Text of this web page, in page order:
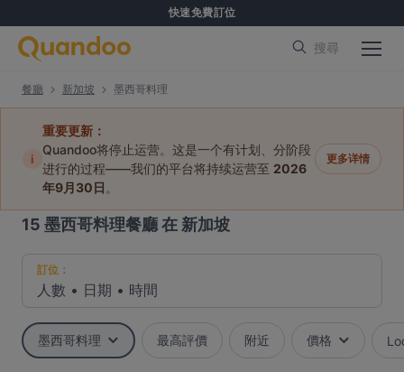
快速免費訂位
搜尋
餐廳 新加坡 墨西哥料理
i
重要更新：
Quandoo将停止运营。这是一个有计划、分阶段
进行的过程——我们的平台将持续运营至 2026
年9月30日 。
更多详情
15 墨西哥料理餐廳 在 新加坡
訂位：
人數 • 日期 • 時間
墨西哥料理 最高評價 附近 價格